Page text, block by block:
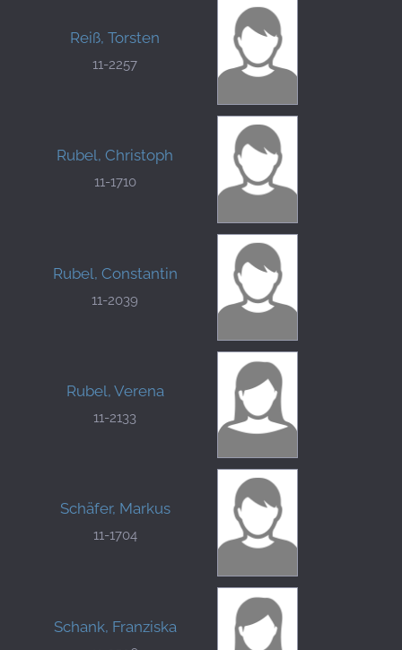
Reiß, Torsten
11-2257
Rubel, Christoph
11-1710
Rubel, Constantin
11-2039
Rubel, Verena
11-2133
Schäfer, Markus
11-1704
Schank, Franziska